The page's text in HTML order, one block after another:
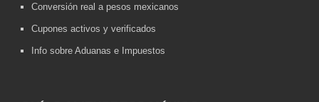
Conversión real a pesos mexicanos
Cupones activos y verificados
Info sobre Aduanas e Impuestos